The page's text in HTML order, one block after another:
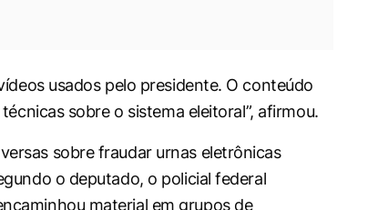
usados pelo presidente. O conteúdo
sobre o sistema eleitoral”, afirmou.
sobre fraudar urnas eletrônicas
o deputado, o policial federal
material em grupos de